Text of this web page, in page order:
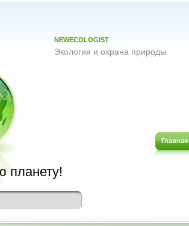
NEWECOLOGIST
Экология и охрана природы
Главная
планету!